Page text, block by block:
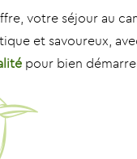
votre séjour au
et savoureux,
pour bien